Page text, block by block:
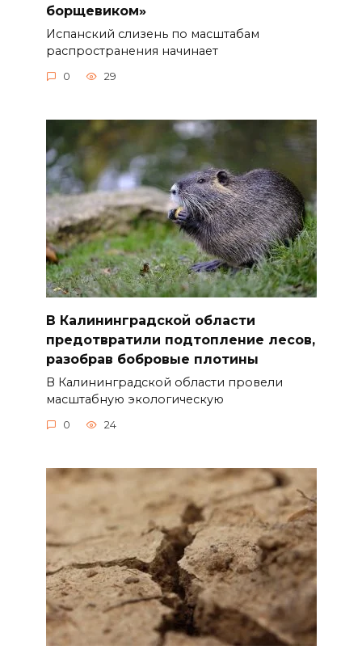
борщевиком»
Испанский слизень по масштабам
распространения начинает
0 29
В Калининградской области
предотвратили подтопление лесов,
разобрав бобровые плотины
В Калининградской области провели
масштабную экологическую
0 24